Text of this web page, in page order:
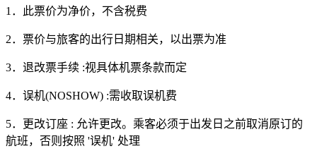
1．此票价为净价，不含税费
2．票价与旅客的出行日期相关，以出票为准
3．退改票手续 :视具体机票条款而定
4．误机(NOSHOW) :需收取误机费
5．更改订座 : 允许更改。乘客必须于出发日之前取消原订的
航班，否则按照 '误机' 处理